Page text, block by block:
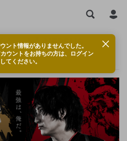
ント情報がありませんでした。
ウントをお持ちの方は、ログイン
てください。
ケット】VERSUS